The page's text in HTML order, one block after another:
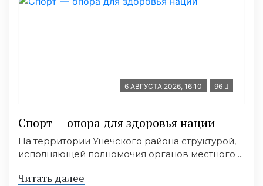
6 АВГУСТА 2026, 16:10 96
Спорт — опора для здоровья нации
На территории Унечского района структурой,
исполняющей полномочия органов местного ...
Читать далее